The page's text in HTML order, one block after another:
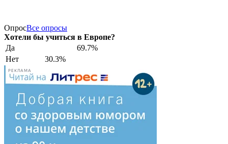
ОпросВсе опросы
Хотели бы учиться в Европе?
Да
69.7%
Нет
30.3%
РЕКЛАМА